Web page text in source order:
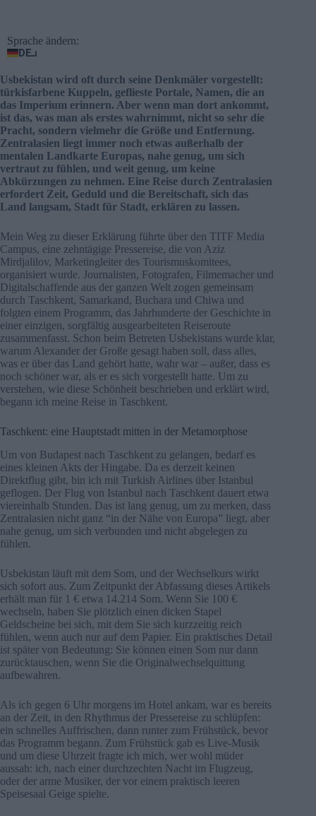
Sprache ändern:
DE
Usbekistan wird oft durch seine Denkmäler vorgestellt:
türkisfarbene Kuppeln, geflieste Portale, Namen, die an
das Imperium erinnern. Aber wenn man dort ankommt,
ist das, was man als erstes wahrnimmt, nicht so sehr die
Pracht, sondern vielmehr die Größe und Entfernung.
Zentralasien liegt immer noch etwas außerhalb der
mentalen Landkarte Europas, nahe genug, um sich
vertraut zu fühlen, und weit genug, um keine
Abkürzungen zu nehmen. Eine Reise durch Zentralasien
erfordert Zeit, Geduld und die Bereitschaft, sich das
Land langsam, Stadt für Stadt, erklären zu lassen.
Mein Weg zu dieser Erklärung führte über den TITF Media
Campus, eine zehntägige Pressereise, die von Aziz
Mirdjalilov, Marketingleiter des Tourismuskomitees,
organisiert wurde. Journalisten, Fotografen, Filmemacher und
Digitalschaffende aus der ganzen Welt zogen gemeinsam
durch Taschkent, Samarkand, Buchara und Chiwa und
folgten einem Programm, das Jahrhunderte der Geschichte in
einer einzigen, sorgfältig ausgearbeiteten Reiseroute
zusammenfasst. Schon beim Betreten Usbekistans wurde klar,
warum Alexander der Große gesagt haben soll, dass alles,
was er über das Land gehört hatte, wahr war – außer, dass es
noch schöner war, als er es sich vorgestellt hatte. Um zu
verstehen, wie diese Schönheit beschrieben und erklärt wird,
begann ich meine Reise in Taschkent.
Taschkent: eine Hauptstadt mitten in der Metamorphose
Um von Budapest nach Taschkent zu gelangen, bedarf es
eines kleinen Akts der Hingabe. Da es derzeit keinen
Direktflug gibt, bin ich mit Turkish Airlines über Istanbul
geflogen. Der Flug von Istanbul nach Taschkent dauert etwa
viereinhalb Stunden. Das ist lang genug, um zu merken, dass
Zentralasien nicht ganz “in der Nähe von Europa” liegt, aber
nahe genug, um sich verbunden und nicht abgelegen zu
fühlen.
Usbekistan läuft mit dem Som, und der Wechselkurs wirkt
sich sofort aus. Zum Zeitpunkt der Abfassung dieses Artikels
erhält man für 1 € etwa 14.214 Som. Wenn Sie 100 €
wechseln, haben Sie plötzlich einen dicken Stapel
Geldscheine bei sich, mit dem Sie sich kurzzeitig reich
fühlen, wenn auch nur auf dem Papier. Ein praktisches Detail
ist später von Bedeutung: Sie können einen Som nur dann
zurücktauschen, wenn Sie die Originalwechselquittung
aufbewahren.
Als ich gegen 6 Uhr morgens im Hotel ankam, war es bereits
an der Zeit, in den Rhythmus der Pressereise zu schlüpfen:
ein schnelles Auffrischen, dann runter zum Frühstück, bevor
das Programm begann. Zum Frühstück gab es Live-Musik
und um diese Uhrzeit fragte ich mich, wer wohl müder
aussah: ich, nach einer durchzechten Nacht im Flugzeug,
oder der arme Musiker, der vor einem praktisch leeren
Speisesaal Geige spielte.